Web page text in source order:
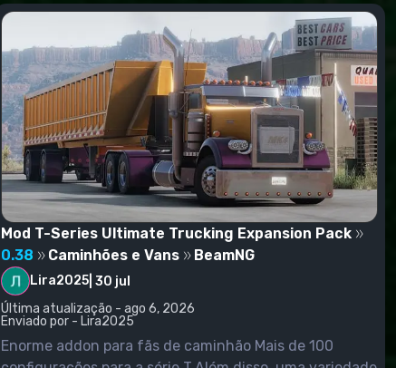
rodas.Alterações:- Adicionado...
Mod T-Series Ultimate Trucking Expansion Pack
0.38
Caminhões e Vans BeamNG
Lira2025 30 jul
Última atualização - ago 6, 2026
Enviado por - Lira2025
Enorme addon para fãs de caminhão Mais de 100